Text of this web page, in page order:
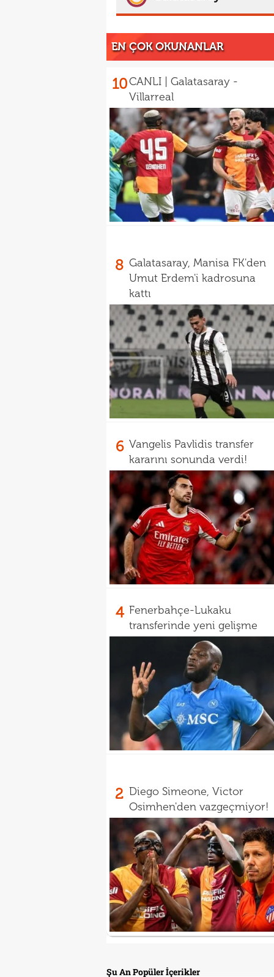
EN ÇOK OKUNANLAR
10CANLI | Galatasaray -
Villarreal
8 Galatasaray, Manisa FK'den
Umut Erdem'i kadrosuna
kattı
6 Vangelis Pavlidis transfer
kararını sonunda verdi!
4 Fenerbahçe-Lukaku
transferinde yeni gelişme
2 Diego Simeone, Victor
Osimhen'den vazgeçmiyor!
Şu An Popüler İçerikler